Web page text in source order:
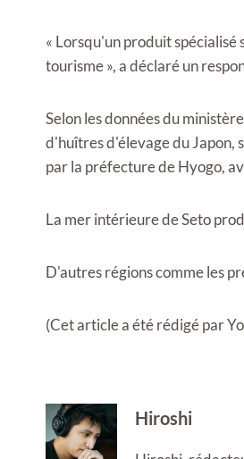
« Lorsqu'un produit spécialisé
tourisme », a déclaré un
Selon les données du
d'huîtres d'élevage du Japon,
par la préfecture de Hyogo,
La mer intérieure de Seto
D'autres régions comme les
(Cet article a été rédigé par
Hiroshi